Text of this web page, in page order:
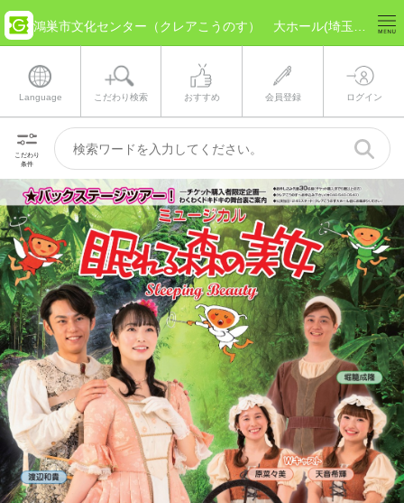
Language こだわり検索 おすすめ 会員登録 ログイン
こだわり
条件